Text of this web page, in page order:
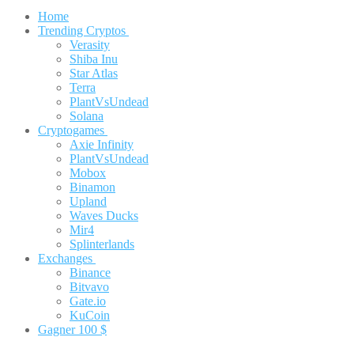
Home
Trending Cryptos
Verasity
Shiba Inu
Star Atlas
Terra
PlantVsUndead
Solana
Cryptogames
Axie Infinity
PlantVsUndead
Mobox
Binamon
Upland
Waves Ducks
Mir4
Splinterlands
Exchanges
Binance
Bitvavo
Gate.io
KuCoin
Gagner 100 $